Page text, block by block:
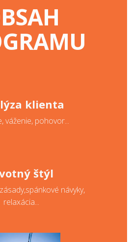
klienta
váženie, pohovor...
štýl
návyky,
relaxácia...